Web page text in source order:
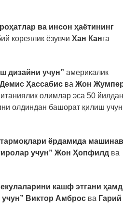
ва инсон ҳаётининг
кореялик ёзувчи Хан Канга
дизайни учун” америкалик
Демис Ҳассабис ва Жон
олимлар эса 50 йилдан
олдиндан башорат қилиш учун
ёрдамида
учун” Жон Ҳопфилд ва
кашф этгани
учун” Виктор Амброс ва Гарий